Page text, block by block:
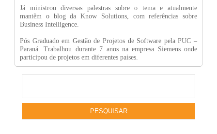
Já ministrou diversas palestras sobre o tema e atualmente
mantêm o blog da Know Solutions, com referências sobre
Business Intelligence.
Pós Graduado em Gestão de Projetos de Software pela PUC –
Paraná. Trabalhou durante 7 anos na empresa Siemens onde
participou de projetos em diferentes países.